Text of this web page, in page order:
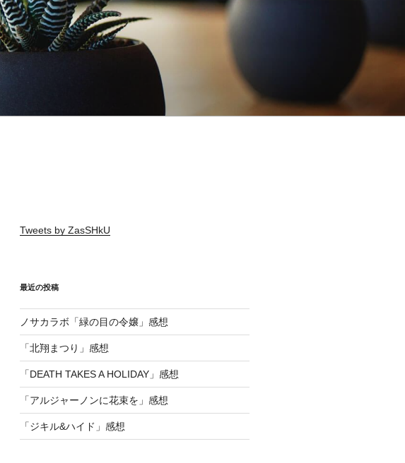
Tweets by ZasSHkU
最近の投稿
ノサカラボ「緑の目の令嬢」感想
「北翔まつり」感想
「DEATH TAKES A HOLIDAY」感想
「アルジャーノンに花束を」感想
「ジキル&ハイド」感想